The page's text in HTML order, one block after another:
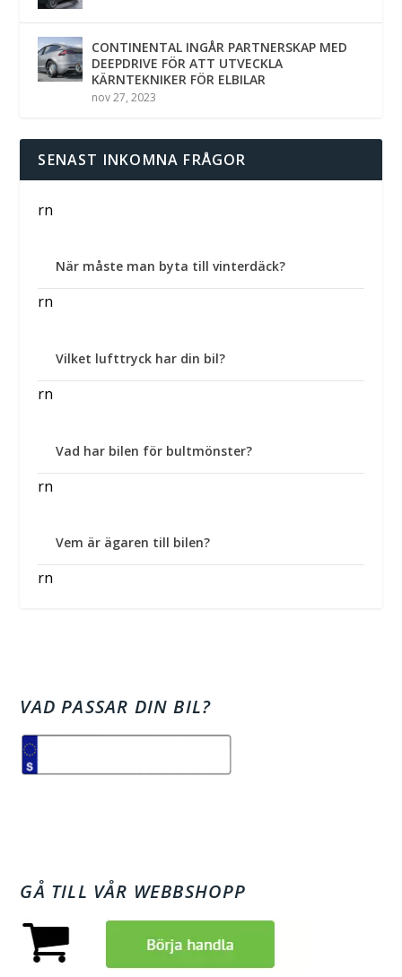
CONTINENTAL INGÅR PARTNERSKAP MED
DEEPDRIVE FÖR ATT UTVECKLA
KÄRNTEKNIKER FÖR ELBILAR
nov 27, 2023
SENAST INKOMNA FRÅGOR
rn
När måste man byta till vinterdäck?
rn
Vilket lufttryck har din bil?
rn
Vad har bilen för bultmönster?
rn
Vem är ägaren till bilen?
rn
VAD PASSAR DIN BIL?
GÅ TILL VÅR WEBBSHOPP